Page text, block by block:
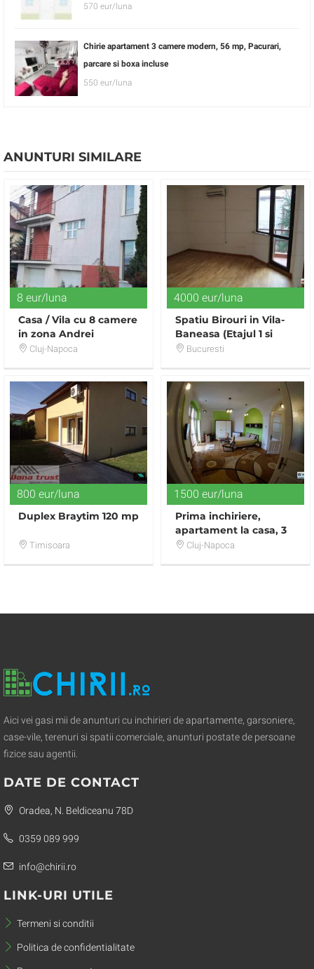
570 eur/luna
Chirie apartament 3 camere modern, 56 mp, Pacurari,
parcare si boxa incluse
550 eur/luna
ANUNTURI SIMILARE
8 eur/luna
Casa / Vila cu 8 camere
in zona Andrei
Muresanu,
Cluj-Napoca
4000 eur/luna
Spatiu Birouri in Vila-
Baneasa (Etajul 1 si
Mansarda)
Bucuresti
800 eur/luna
Duplex Braytim 120 mp
Timisoara
1500 eur/luna
Prima inchiriere,
apartament la casa, 3
camere, curte
Cluj-Napoca
Aici vei gasi mii de anunturi cu inchirieri de apartamente, garsoniere,
case-vile, terenuri si spatii comerciale, anunturi postate de persoane
fizice sau agentii.
DATE DE CONTACT
Oradea, N. Beldiceanu 78D
0359 089 999
info@chirii.ro
LINK-URI UTILE
Termeni si conditii
Politica de confidentialitate